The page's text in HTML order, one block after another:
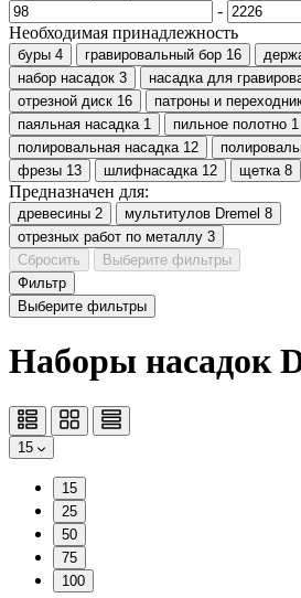
-
Необходимая принадлежность
буры 4 гравировальный бор 16
набор насадок 3 насадка для
отрезной диск 16 патроны и
паяльная насадка 1 пильное полотно 1
полировальная насадка 12
фрезы 13 шлифнасадка 12 щетка 8
Предназначен для:
древесины 2 мультитулов Dremel 8
отрезных работ по металлу 3
Сбросить
Выберите фильтры
Фильтр
Выберите фильтры
Наборы насадок
15
15
25
50
75
100